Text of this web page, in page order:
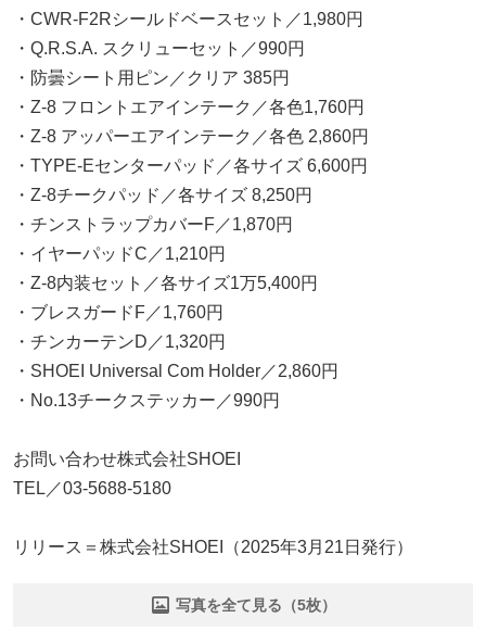
・CWR-F2Rシールドベースセット／1,980円
・Q.R.S.A. スクリューセット／990円
・防曇シート用ピン／クリア 385円
・Z-8 フロントエアインテーク／各色1,760円
・Z-8 アッパーエアインテーク／各色 2,860円
・TYPE-Eセンターパッド／各サイズ 6,600円
・Z-8チークパッド／各サイズ 8,250円
・チンストラップカバーF／1,870円
・イヤーパッドC／1,210円
・Z-8内装セット／各サイズ1万5,400円
・ブレスガードF／1,760円
・チンカーテンD／1,320円
・SHOEI Universal Com Holder／2,860円
・No.13チークステッカー／990円
お問い合わせ株式会社SHOEI
TEL／03-5688-5180
リリース＝株式会社SHOEI（2025年3月21日発行）
写真を全て見る（5枚）